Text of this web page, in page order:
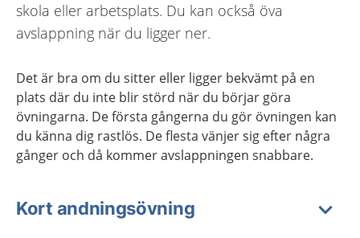
skola eller arbetsplats. Du kan också öva
avslappning när du ligger ner.
Det är bra om du sitter eller ligger bekvämt på en
plats där du inte blir störd när du börjar göra
övningarna. De första gångerna du gör övningen kan
du känna dig rastlös. De flesta vänjer sig efter några
gånger och då kommer avslappningen snabbare.
Kort andningsövning